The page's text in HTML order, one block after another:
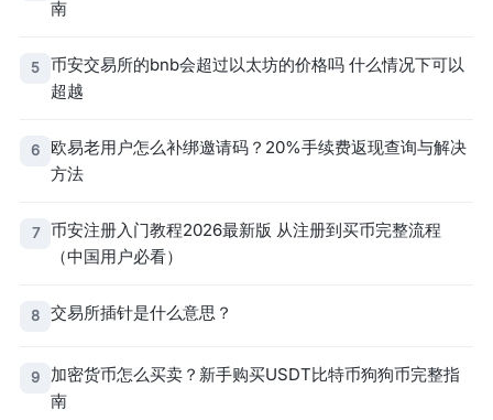
南
5
币安交易所的bnb会超过以太坊的价格吗 什么情况下可以
超越
6
欧易老用户怎么补绑邀请码？20%手续费返现查询与解决
方法
7
币安注册入门教程2026最新版 从注册到买币完整流程
（中国用户必看）
8 交易所插针是什么意思？
9
加密货币怎么买卖？新手购买USDT比特币狗狗币完整指
南